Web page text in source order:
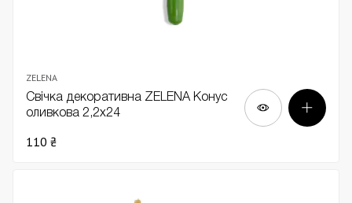
ZELENA
Свічка декоративна ZELENA Конус
оливкова 2,2х24
110 ₴